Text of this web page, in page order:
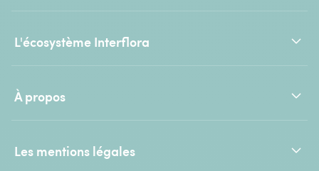
L'écosystème Interflora
À propos
Les mentions légales